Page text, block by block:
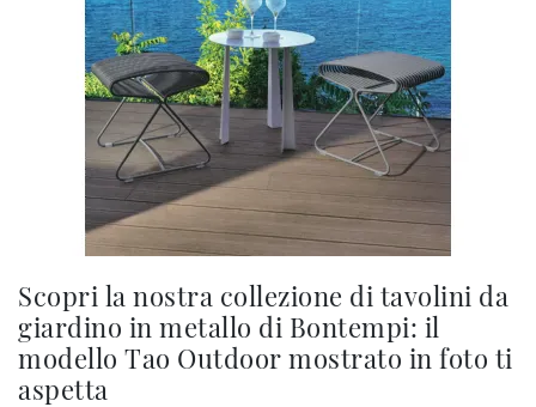
Scopri la nostra collezione di tavolini da
giardino in metallo di Bontempi: il
modello Tao Outdoor mostrato in foto ti
aspetta